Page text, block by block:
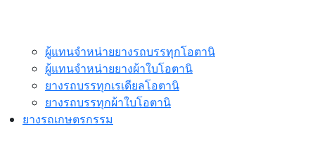
ผู้แทนจำหน่ายยางรถบรรทุกโอตานิ
ผู้แทนจำหน่ายยางผ้าใบโอตานิ
ยางรถบรรทุกเรเดียลโอตานิ
ยางรถบรรทุกผ้าใบโอตานิ
ยางรถเกษตรกรรม